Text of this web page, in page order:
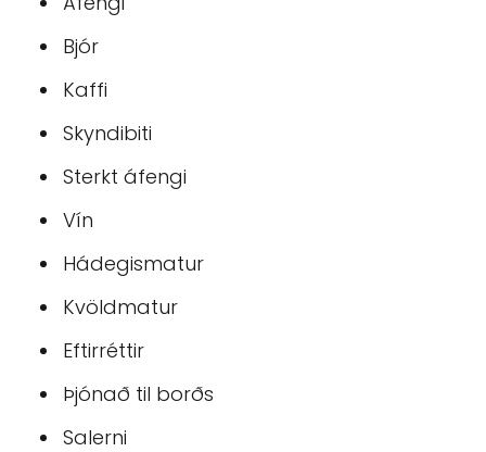
Bjór
Kaffi
Skyndibiti
Sterkt áfengi
Vín
Hádegismatur
Kvöldmatur
Eftirréttir
Þjónað til borðs
Salerni